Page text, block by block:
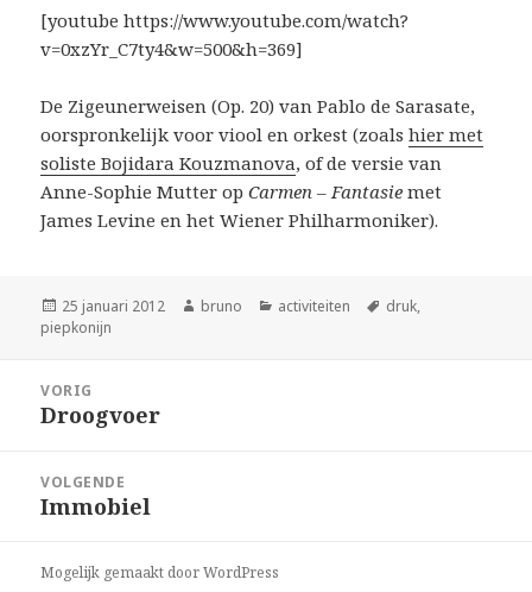
[youtube https://www.youtube.com/watch?
v=0xzYr_C7ty4&w=500&h=369]
De Zigeunerweisen (Op. 20) van Pablo de Sarasate,
oorspronkelijk voor viool en orkest (zoalshier met
soliste Bojidara Kouzmanova, of de versie van
Anne-Sophie Mutter opCarmen – Fantasie met
James Levine en het Wiener Philharmoniker).
Geplaatst
op
25 januari 2012 Auteur
bruno Categorieën
activiteiten Tags
druk,
piepkonijn
navigatie
VORIG
Vorig
Droogvoer
VOLGENDE
Volgend
Immobiel
Mogelijk gemaakt door WordPress